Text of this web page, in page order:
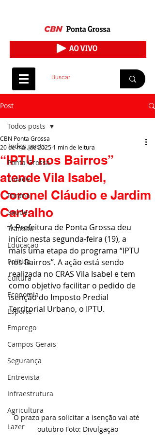
Post
Todos posts
Ponta Grossa
Cidade
Paraná
Saúde
Trânsito
Educação
Política
Cultura
Economia
Esporte
Emprego
Campos Gerais
Segurança
Entrevista
Infraestrutura
Agricultura
Lazer
Todos posts
“IPTU nos Bairros”
atende Vila Isabel,
Coronel Cláudio e Jardim
Carvalho
CBN Ponta Grossa
20 de mai. de 2025 1 min de leitura
A Prefeitura de Ponta Grossa deu
início nesta segunda-feira (19), a
mais uma etapa do programa “IPTU
nos Bairros”. A ação está sendo
realizada no CRAS Vila Isabel e tem
como objetivo facilitar o pedido de
isenção do Imposto Predial
Territorial Urbano, o IPTU.
O prazo para solicitar a isenção vai até
outubro Foto: Divulgação